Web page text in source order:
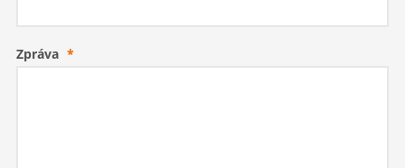
Zpráva *